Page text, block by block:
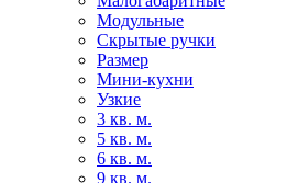
Модульные
Скрытые ручки
Размер
Мини-кухни
Узкие
3 кв. м.
5 кв. м.
6 кв. м.
9 кв. м.